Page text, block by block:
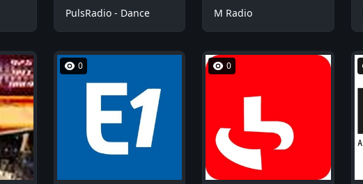
PulsRadio - Dance M Radio
0 0